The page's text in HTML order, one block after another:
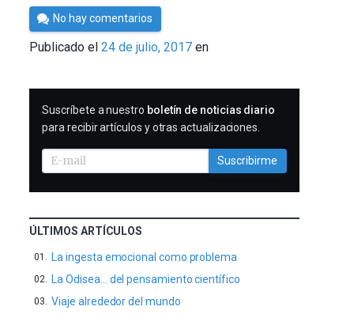
Por
César
Tomé
No hay comentarios
Publicado el24 de julio, 2017 en
SUSCRIBIRME
Suscríbete a nuestro boletín de noticias diario
para recibir artículos y otras actualizaciones.
Suscribirme
ÚLTIMOS ARTÍCULOS
La ingesta emocional como problema
La Odisea… del pensamiento científico
Viaje alrededor del mundo